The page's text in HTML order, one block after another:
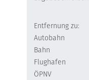
Entfernung zu:
Autobahn
Bahn
Flughafen
ÖPNV